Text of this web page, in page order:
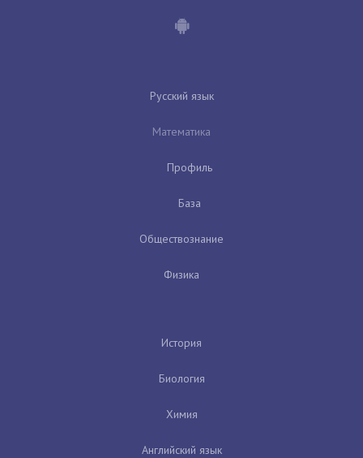
Русский язык
Математика
Профиль
База
Обществознание
Физика
История
Биология
Химия
Английский язык